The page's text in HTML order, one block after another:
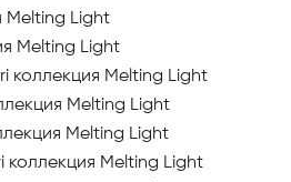
и слегка выступающей
большой комфорт.
коллекции могут иметь
золото или
Melting Light
Melting Light
коллекция Melting Light
Melting Light
Melting Light
коллекция Melting Light